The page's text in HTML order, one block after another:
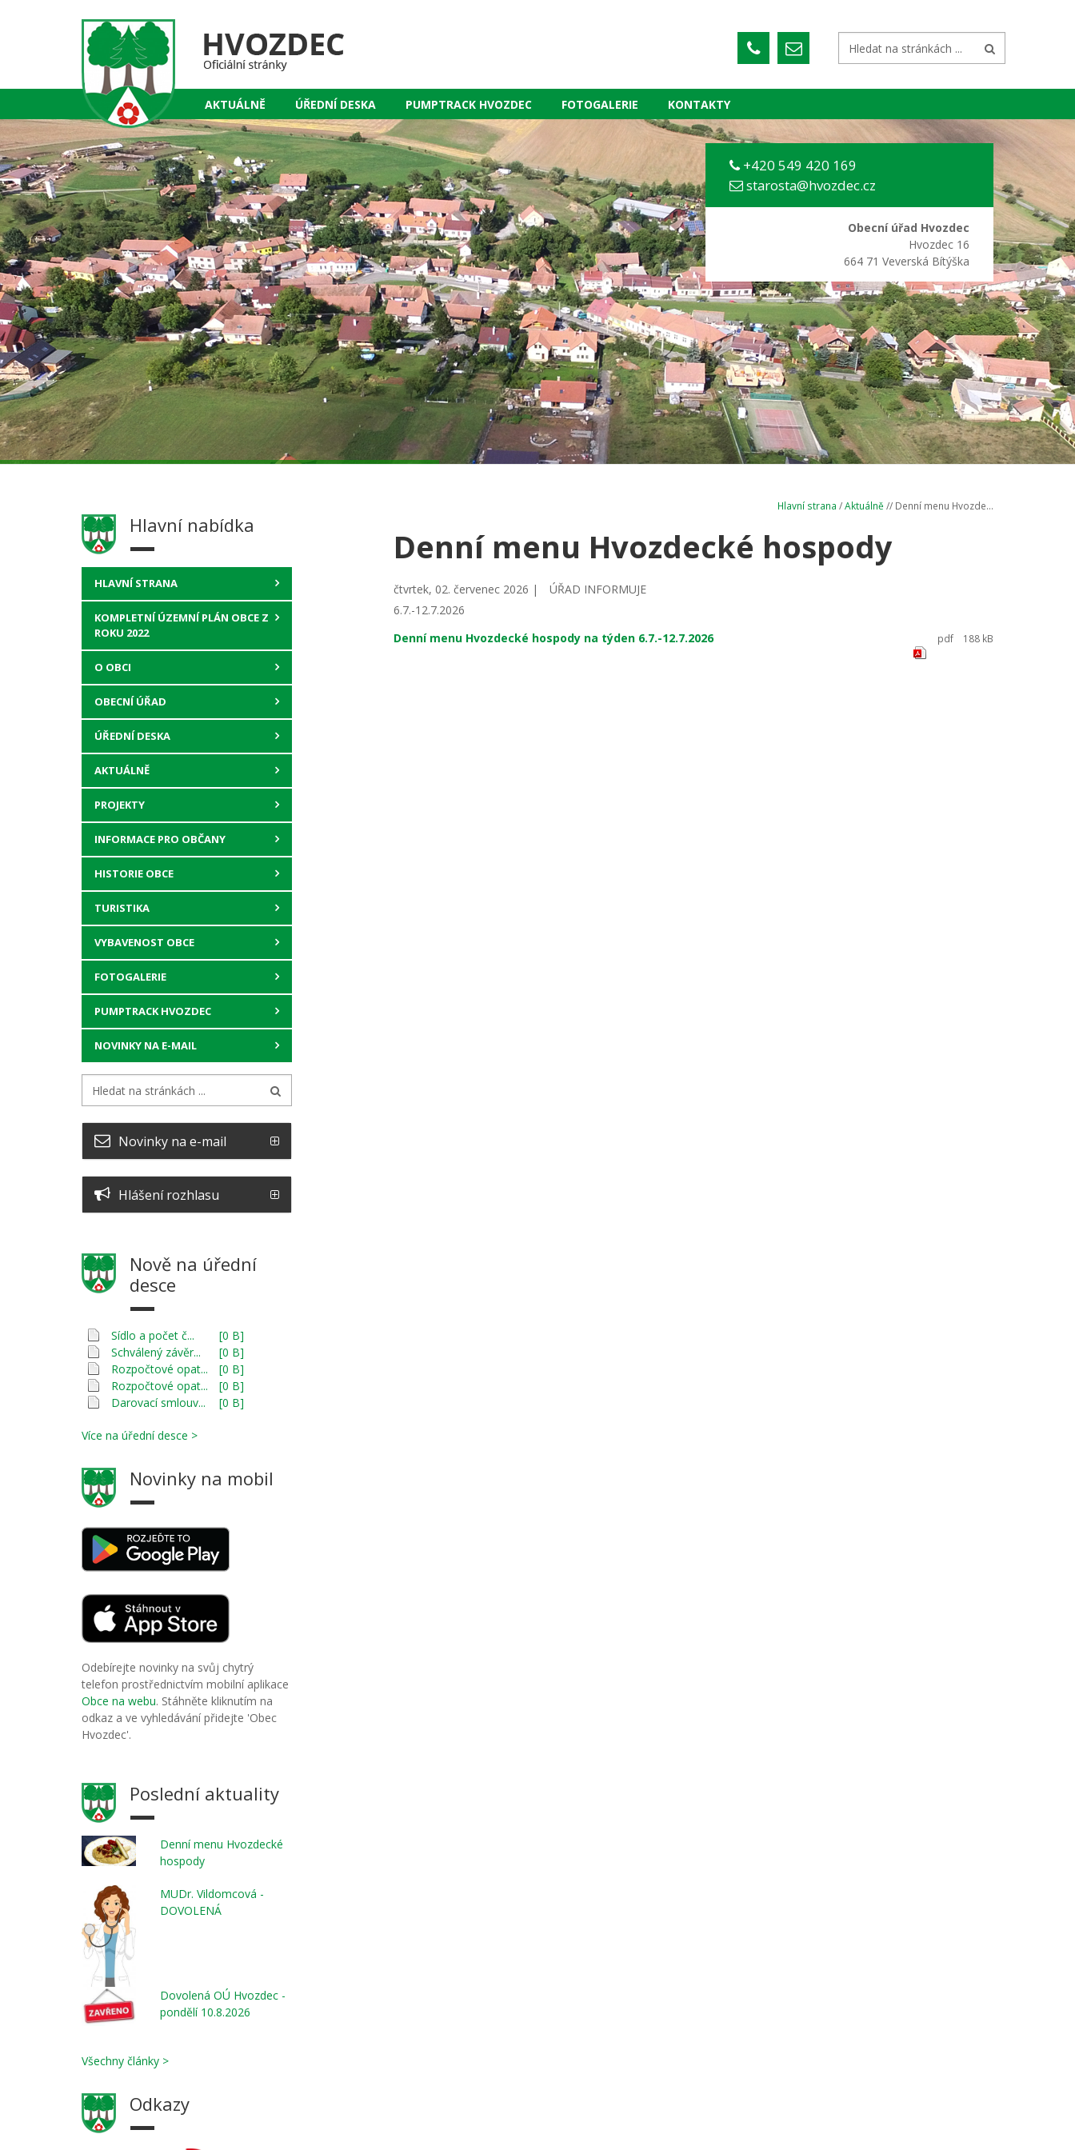
AKTUÁLNĚ ÚŘEDNÍ DESKA PUMPTRACK HVOZDEC FOTOGALERIE KONTAKTY
+420 549 420 169
starosta@hvozdec.cz
Obecní úřad Hvozdec
Hvozdec 16
664 71 Veverská Bítýška
Hlavní nabídka
HLAVNÍ STRANA
KOMPLETNÍ ÚZEMNÍ PLÁN OBCE Z
ROKU 2022
O OBCI
OBECNÍ ÚŘAD
ÚŘEDNÍ DESKA
AKTUÁLNĚ
PROJEKTY
INFORMACE PRO OBČANY
HISTORIE OBCE
TURISTIKA
VYBAVENOST OBCE
FOTOGALERIE
PUMPTRACK HVOZDEC
NOVINKY NA E-MAIL
Novinky na e-mail
Hlášení rozhlasu
Nově na úřední
desce
Sídlo a počet č...
[0 B]
Schválený závěr...
[0 B]
Rozpočtové opat...
[0 B]
Rozpočtové opat...
[0 B]
Darovací smlouv...
[0 B]
Více na úřední desce >
Novinky na mobil
Odebírejte novinky na svůj chytrý
telefon prostřednictvím mobilní aplikace
Obce na webu. Stáhněte kliknutím na
odkaz a ve vyhledávání přidejte 'Obec
Hvozdec'.
Poslední aktuality
Denní menu Hvozdecké
hospody
MUDr. Vildomcová -
DOVOLENÁ
Dovolená OÚ Hvozdec -
pondělí 10.8.2026
Všechny články >
Odkazy
Hlavní strana /Aktuálně // Denní menu Hvozde...
Denní menu Hvozdecké hospody
čtvrtek, 02. červenec 2026 |
ÚŘAD INFORMUJE
6.7.-12.7.2026
Denní menu Hvozdecké hospody na týden 6.7.-12.7.2026
pdf 188 kB